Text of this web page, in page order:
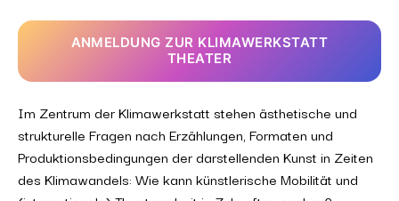
ANMELDUNG ZUR KLIMAWERKSTATT
THEATER
Im Zentrum der Klimawerkstatt stehen ästhetische und
strukturelle Fragen nach Erzählungen, Formaten und
Produktionsbedingungen der darstellenden Kunst in Zeiten
des Klimawandels: Wie kann künstlerische Mobilität und